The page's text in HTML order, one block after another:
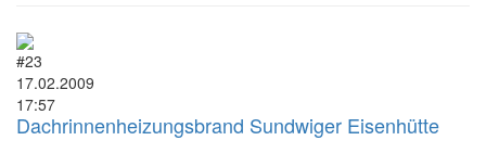
#23
17.02.2009
17:57
Dachrinnenheizungsbrand Sundwiger Eisenhütte